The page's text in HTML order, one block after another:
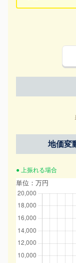
地価変
● 上振れる場合
単位：万円